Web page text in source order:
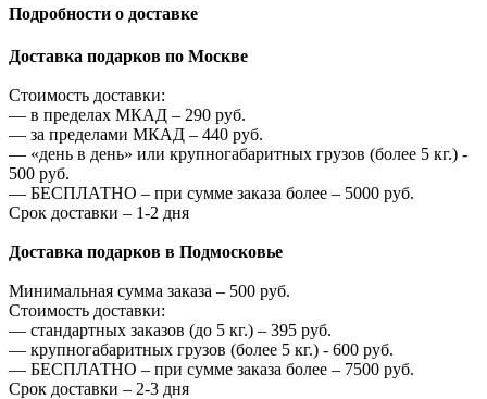
Подробности о доставке
Доставка подарков по Москве
Стоимость доставки:
— в пределах МКАД – 290 руб.
— за пределами МКАД – 440 руб.
— «день в день» или крупногабаритных грузов (более 5 кг.) -
500 руб.
— БЕСПЛАТНО – при сумме заказа более – 5000 руб.
Срок доставки – 1-2 дня
Доставка подарков в Подмосковье
Минимальная сумма заказа – 500 руб.
Стоимость доставки:
— стандартных заказов (до 5 кг.) – 395 руб.
— крупногабаритных грузов (более 5 кг.) - 600 руб.
— БЕСПЛАТНО – при сумме заказа более – 7500 руб.
Срок доставки – 2-3 дня